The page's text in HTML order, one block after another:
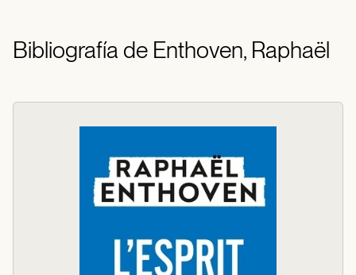
Bibliografía de Enthoven, Raphaël